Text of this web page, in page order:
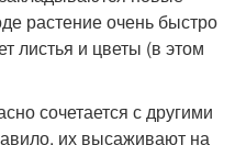
растение очень быстро
листья и цветы (в этом
сочетается с другими
их высаживают на